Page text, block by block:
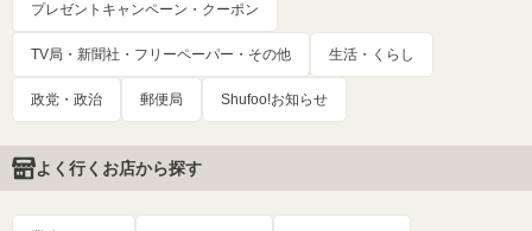
プレゼントキャンペーン・クーポン
TV局・新聞社・フリーペーパー・その他 生活・くらし
政党・政治 郵便局 Shufoo!お知らせ
よく行くお店から探す